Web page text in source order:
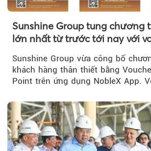
Sunshine Group tung chương
lớn nhất từ trước tới nay với
NobleX Point cho khách hàng
Sunshine Group vừa công bố
khách hàng thân thiết bằng
Point trên ứng dụng NobleX App.